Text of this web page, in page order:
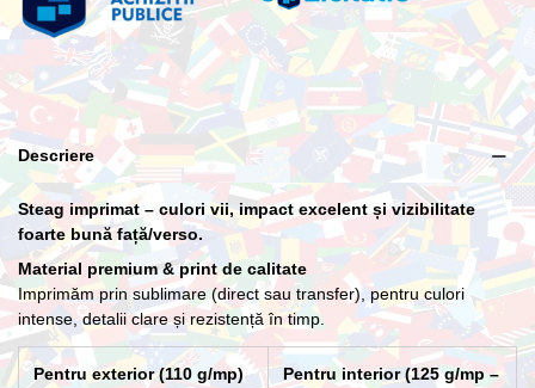
Lance cu suport Premium Interior
266,20 lei
Descriere
Steag imprimat – culori vii, impact excelent și vizibilitate
foarte bună față/verso.
Material premium & print de calitate
Imprimăm prin sublimare (direct sau transfer), pentru culori
intense, detalii clare și rezistență în timp.
Pentru exterior (110 g/mp)
Pentru interior (125 g/mp –